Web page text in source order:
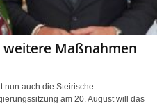
Maßnahmen
nun auch die Steirische
am 20. August will das